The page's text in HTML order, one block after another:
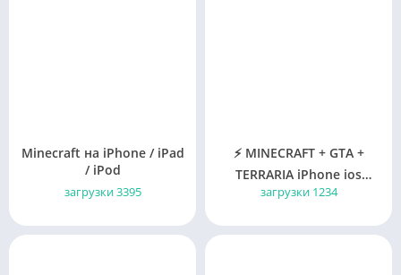
Minecraft на iPhone / iPad
/ iPod
загрузки 3395
⚡️ MINECRAFT + GTA +
TERRARIA iPhone ios
Appstore 🎁
загрузки 1234